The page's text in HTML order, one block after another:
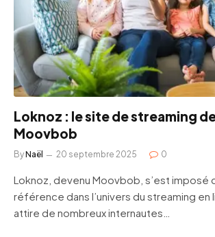
Loknoz : le site de streaming
Moovbob
ByNaël 20 septembre 2025 0
Loknoz, devenu Moovbob, s’est imposé
référence dans l’univers du streaming en
attire de nombreux internautes…